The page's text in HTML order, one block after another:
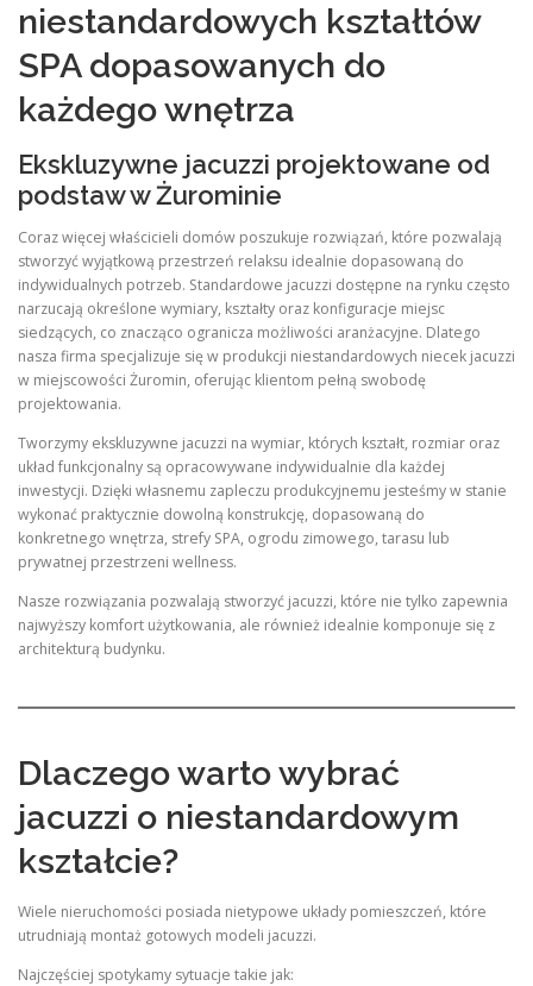
niestandardowych kształtów
SPA dopasowanych do
każdego wnętrza
Ekskluzywne jacuzzi projektowane od
podstaw w Żurominie
Coraz więcej właścicieli domów poszukuje rozwiązań, które pozwalają
stworzyć wyjątkową przestrzeń relaksu idealnie dopasowaną do
indywidualnych potrzeb. Standardowe jacuzzi dostępne na rynku często
narzucają określone wymiary, kształty oraz konfiguracje miejsc
siedzących, co znacząco ogranicza możliwości aranżacyjne. Dlatego
nasza firma specjalizuje się w produkcji niestandardowych niecek jacuzzi
w miejscowości Żuromin, oferując klientom pełną swobodę
projektowania.
Tworzymy ekskluzywne jacuzzi na wymiar, których kształt, rozmiar oraz
układ funkcjonalny są opracowywane indywidualnie dla każdej
inwestycji. Dzięki własnemu zapleczu produkcyjnemu jesteśmy w stanie
wykonać praktycznie dowolną konstrukcję, dopasowaną do
konkretnego wnętrza, strefy SPA, ogrodu zimowego, tarasu lub
prywatnej przestrzeni wellness.
Nasze rozwiązania pozwalają stworzyć jacuzzi, które nie tylko zapewnia
najwyższy komfort użytkowania, ale również idealnie komponuje się z
architekturą budynku.
Dlaczego warto wybrać
jacuzzi o niestandardowym
kształcie?
Wiele nieruchomości posiada nietypowe układy pomieszczeń, które
utrudniają montaż gotowych modeli jacuzzi.
Najczęściej spotykamy sytuacje takie jak: